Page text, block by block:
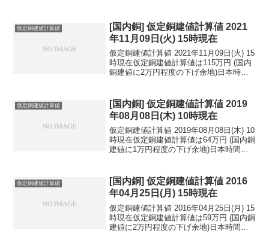
円...
仮定銅建値計算値
[国内銅] 仮定銅建値計算値 2021
年11月09日(火) 15時現在
仮定銅建値計算値 2021年11月09日(火) 15
時現在仮定銅建値計算値は115万円 (国内
銅建値に2万円程度の下げ余地)日本時間
民元：...
仮定銅建値計算値
[国内銅] 仮定銅建値計算値 2019
年08月08日(木) 10時現在
仮定銅建値計算値 2019年08月08日(木) 10
時現在仮定銅建値計算値は64万円 (国内銅
建値に1万円程度の下げ余地)日本時間
民元：1...
仮定銅建値計算値
[国内銅] 仮定銅建値計算値 2016
年04月25日(月) 15時現在
仮定銅建値計算値 2016年04月25日(月) 15
時現在仮定銅建値計算値は59万円 (国内銅
建値に2万円程度の下げ余地)日本時間